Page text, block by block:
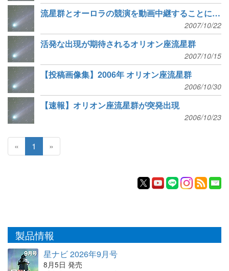
流星群とオーロラの競演を動画中継することに成功！
2007/10/22
活発な出現が期待されるオリオン座流星群
2007/10/15
【投稿画像集】2006年 オリオン座流星群
2006/10/30
【速報】オリオン座流星群が突発出現
2006/10/23
« 1 »
製品情報
星ナビ 2026年9月号
8月5日 発売